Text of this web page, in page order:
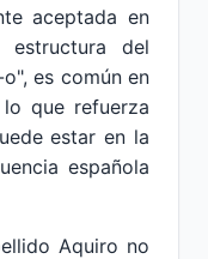
aceptada en
estructura del
es común en
que refuerza
estar en la
española
Aquiro no